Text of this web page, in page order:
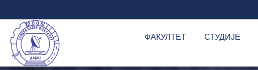
ФАКУЛТЕТ СТУДИЈЕ